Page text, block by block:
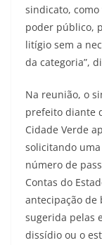
sindicato,
poder público,
litígio sem a
da categoria”,
Na reunião, o
prefeito diante
Cidade Verde
solicitando
número de
Contas do
antecipação de
sugerida pelas
dissídio ou o